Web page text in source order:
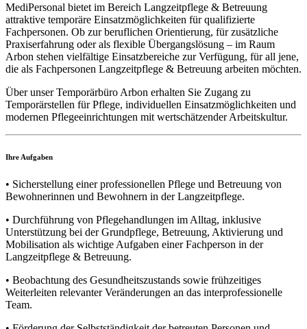
MediPersonal bietet im Bereich Langzeitpflege & Betreuung
attraktive temporäre Einsatzmöglichkeiten für qualifizierte
Fachpersonen. Ob zur beruflichen Orientierung, für zusätzliche
Praxiserfahrung oder als flexible Übergangslösung – im Raum
Arbon stehen vielfältige Einsatzbereiche zur Verfügung, für all jene,
die als Fachpersonen Langzeitpflege & Betreuung arbeiten möchten.
Über unser Temporärbüro Arbon erhalten Sie Zugang zu
Temporärstellen für Pflege, individuellen Einsatzmöglichkeiten und
modernen Pflegeeinrichtungen mit wertschätzender Arbeitskultur.
Ihre Aufgaben
• Sicherstellung einer professionellen Pflege und Betreuung von
Bewohnerinnen und Bewohnern in der Langzeitpflege.
• Durchführung von Pflegehandlungen im Alltag, inklusive
Unterstützung bei der Grundpflege, Betreuung, Aktivierung und
Mobilisation als wichtige Aufgaben einer Fachperson in der
Langzeitpflege & Betreuung.
• Beobachtung des Gesundheitszustands sowie frühzeitiges
Weiterleiten relevanter Veränderungen an das interprofessionelle
Team.